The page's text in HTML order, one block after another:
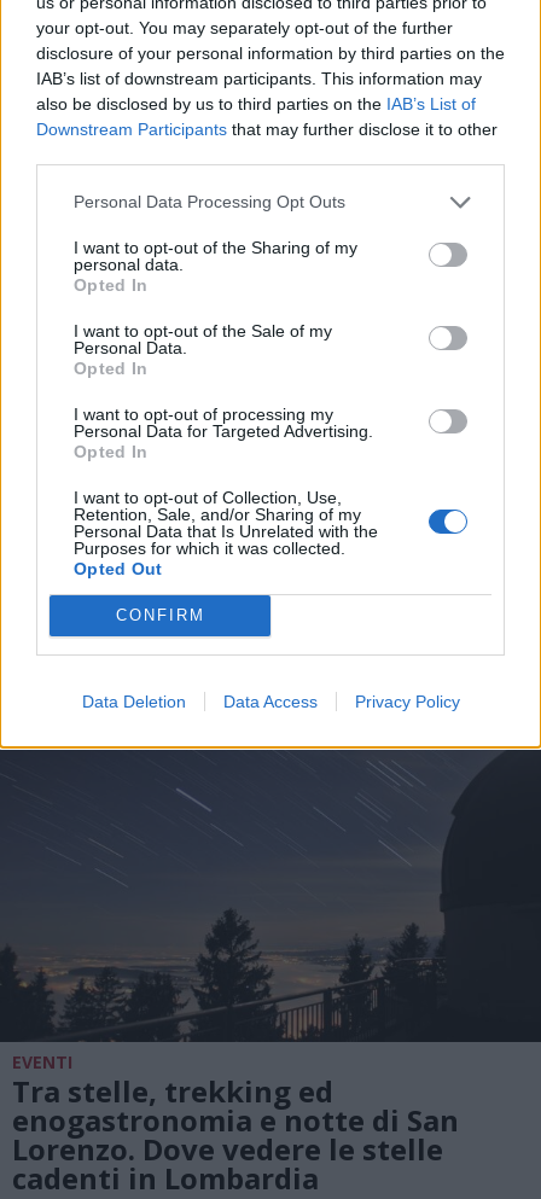
your opt-out. You may separately opt-out of the further
disclosure of your personal information by third parties on the
IAB’s list of downstream participants. This information may
also be disclosed by us to third parties on the IAB’s List of
Downstream Participants that may further disclose it to other
Personal Data Processing Opt Outs
I want to opt-out of the Sharing of my
personal data.
Opted In
I want to opt-out of the Sale of my
Personal Data.
Opted In
I want to opt-out of processing my
Personal Data for Targeted Advertising.
Opted In
I want to opt-out of Collection, Use,
Retention, Sale, and/or Sharing of my
Personal Data that Is Unrelated with the
Purposes for which it was collected.
Opted Out
CONFIRM
Data Deletion Data Access Privacy Policy
ALTRE NOTIZIE DI CERRO MAGGIORE
CERRO MAGGIORE
70 anni fa la tragedia di Marcinelle.
Anche Fratelli d’Italia Cerro
Maggiore alle commemorazioni in
EVENTI
Tra stelle, trekking ed
enogastronomia e notte di San
Lorenzo. Dove vedere le stelle
cadenti in Lombardia